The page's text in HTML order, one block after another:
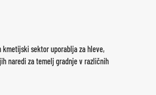
sektor uporablja za hleve,
naredi za temelj gradnje v različnih